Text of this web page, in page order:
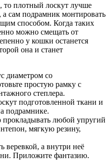
то плотный лоскут лучше
а сам подрамник монтировать
способом. Когда таких
можно смещать от
у кошки останется
она и станет
диаметром со
простую рамку с
степлера.
подготовленной ткани и
подрамнике.
любой упругий
мягкую резину,
веревкой, а внутри неё
Приложите фантазию.